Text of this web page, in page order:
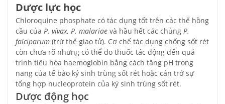
Dược lực học
Chloroquine phosphate có tác dụng tốt trên các thể hồng
cầu của P. vivax, P. malariae và hầu hết các chủng P.
falciparum (trừ thể giao tử). Cơ chế tác dụng chống sốt rét
còn chưa rõ nhưng có thể do thuốc tác động đến quá
trình tiêu hóa haemoglobin bằng cách tăng pH trong
nang của tế bào ký sinh trùng sốt rét hoặc cản trở sự
tổng hợp nucleoprotein của ký sinh trùng sốt rét.
Dược động học